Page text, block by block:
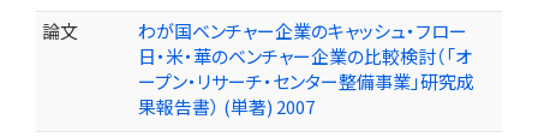
論文
わが国ベンチャー企業のキャッシュ・フロー
日・米・華のベンチャー企業の比較検討（「オ
ープン・リサーチ・センター整備事業」研究成
果報告書） (単著) 2007